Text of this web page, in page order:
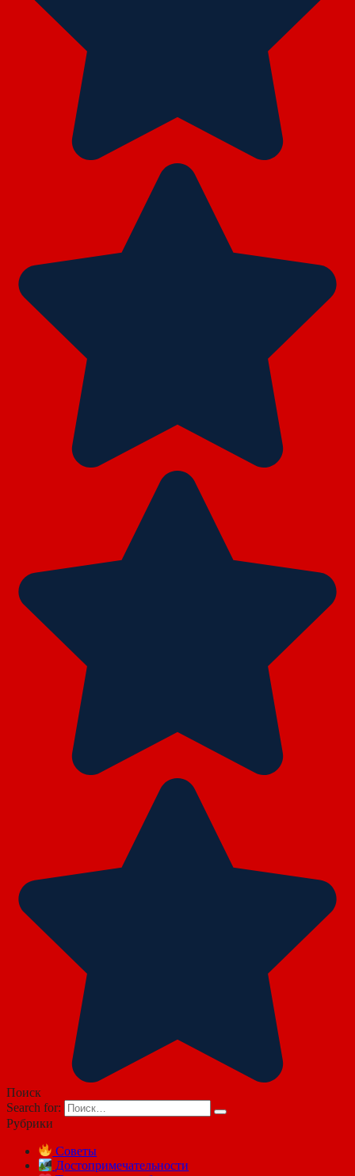
Поиск
Search for:
Рубрики
Советы
Достопримечательности